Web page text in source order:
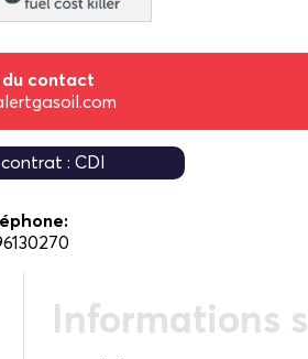
du contact
: CDI
Informations